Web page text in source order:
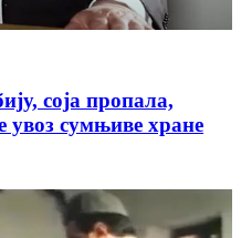
соја пропала,
увоз сумњиве хране